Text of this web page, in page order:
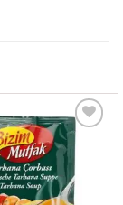
Favorilere